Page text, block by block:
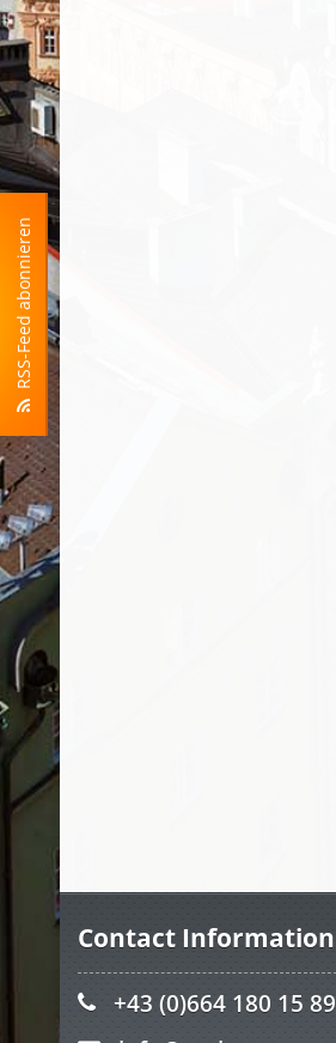
RSS-Feed abonnieren
Contact Information
+43 (0)664 180 15 89